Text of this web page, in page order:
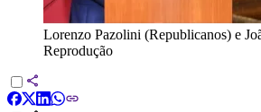
Lorenzo Pazolini (Republicanos) e
Reprodução